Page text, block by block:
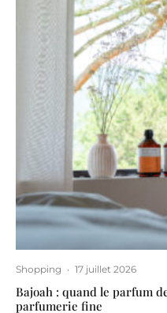
Shopping · 17 juillet 2026
Bajoah : quand le parfum
parfumerie fine